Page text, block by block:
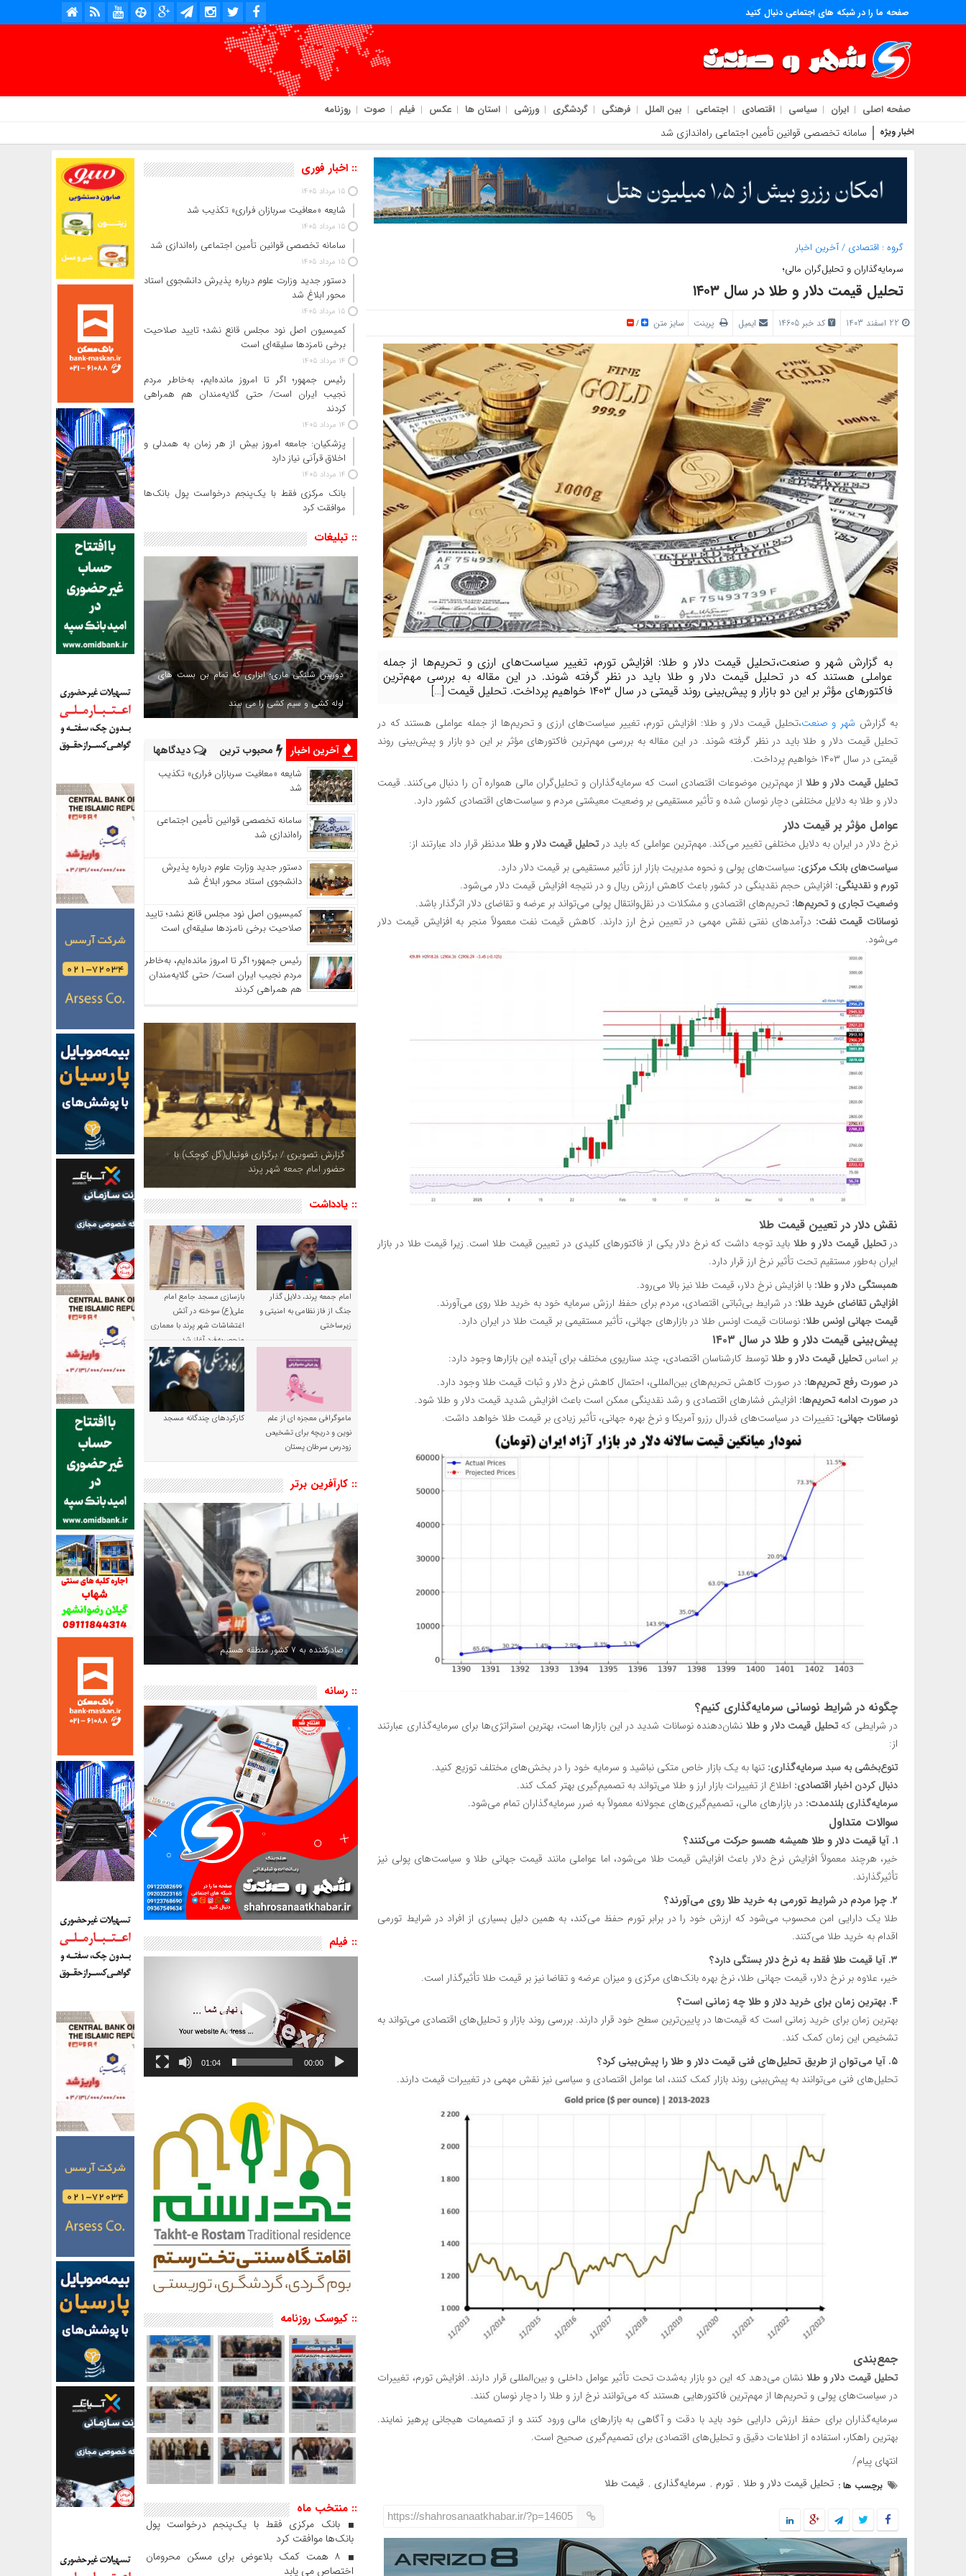
صفحه ما را در شبکه های اجتماعی دنبال کنید
صفحه اصلی ایران سیاسی اقتصادی اجتماعی بین الملل فرهنگی گردشگری ورزشی استان ها عکس فیلم صوت روزنامه
اخبار ویژه سامانه تخصصی قوانین تأمین اجتماعی راه‌اندازی شد
گروه : اقتصادی /آخرین اخبار
سرمایه‌گذاران و تحلیل‌گران مالی؛
تحلیل قیمت دلار و طلا در سال ۱۴۰۳
کد خبر 14605 ایمیل پرینت سایز متن /
به گزارش شهر و صنعت،تحلیل قیمت دلار و طلا: افزایش تورم، تغییر سیاست‌های ارزی و تحریم‌ها از جمله
عواملی هستند که در تحلیل قیمت دلار و طلا باید در نظر گرفته شوند. در این مقاله به بررسی مهم‌ترین
فاکتورهای مؤثر بر این دو بازار و پیش‌بینی روند قیمتی در سال ۱۴۰۳ خواهیم پرداخت. تحلیل قیمت […]
به گزارش شهر و صنعت،تحلیل قیمت دلار و طلا: افزایش تورم، تغییر سیاست‌های ارزی و تحریم‌ها از جمله عواملی هستند که در
تحلیل قیمت دلار و طلا باید در نظر گرفته شوند. در این مقاله به بررسی مهم‌ترین فاکتورهای مؤثر بر این دو بازار و پیش‌بینی روند
قیمتی در سال ۱۴۰۳ خواهیم پرداخت.
تحلیل قیمت دلار و طلا از مهم‌ترین موضوعات اقتصادی است که سرمایه‌گذاران و تحلیل‌گران مالی همواره آن را دنبال می‌کنند. قیمت
دلار و طلا به دلایل مختلفی دچار نوسان شده و تأثیر مستقیمی بر وضعیت معیشتی مردم و سیاست‌های اقتصادی کشور دارد.
عوامل مؤثر بر قیمت دلار
نرخ دلار در ایران به دلایل مختلفی تغییر می‌کند. مهم‌ترین عواملی که باید در تحلیل قیمت دلار و طلامدنظر قرار داد عبارتند از:
سیاست‌های بانک مرکزی: سیاست‌های پولی و نحوه مدیریت بازار ارز تأثیر مستقیمی بر قیمت دلار دارد.
تورم و نقدینگی: افزایش حجم نقدینگی در کشور باعث کاهش ارزش ریال و در نتیجه افزایش قیمت دلار می‌شود.
وضعیت تجاری و تحریم‌ها: تحریم‌های اقتصادی و مشکلات در نقل‌وانتقال پولی می‌تواند بر عرضه و تقاضای دلار اثرگذار باشد.
نوسانات قیمت نفت: درآمدهای نفتی نقش مهمی در تعیین نرخ ارز دارند. کاهش قیمت نفت معمولاً منجر به افزایش قیمت دلار
می‌شود.
نقش دلار در تعیین قیمت طلا
درتحلیل قیمت دلار و طلا باید توجه داشت که نرخ دلار یکی از فاکتورهای کلیدی در تعیین قیمت طلا است. زیرا قیمت طلا در بازار
ایران به‌طور مستقیم تحت تأثیر نرخ ارز قرار دارد.
همبستگی دلار و طلا: با افزایش نرخ دلار، قیمت طلا نیز بالا می‌رود.
افزایش تقاضای خرید طلا: در شرایط بی‌ثباتی اقتصادی، مردم برای حفظ ارزش سرمایه خود به خرید طلا روی می‌آورند.
قیمت جهانی اونس طلا: نوسانات قیمت اونس طلا در بازارهای جهانی، تأثیر مستقیمی بر قیمت طلا در ایران دارد.
پیش‌بینی قیمت دلار و طلا در سال ۱۴۰۳
بر اساس تحلیل قیمت دلار و طلاتوسط کارشناسان اقتصادی، چند سناریوی مختلف برای آینده این بازارها وجود دارد:
در صورت رفع تحریم‌ها: در صورت کاهش تحریم‌های بین‌المللی، احتمال کاهش نرخ دلار و ثبات قیمت طلا وجود دارد.
در صورت ادامه تحریم‌ها: افزایش فشارهای اقتصادی و رشد نقدینگی ممکن است باعث افزایش شدید قیمت دلار و طلا شود.
نوسانات جهانی: تغییرات در سیاست‌های فدرال رزرو آمریکا و نرخ بهره جهانی، تأثیر زیادی بر قیمت طلا خواهد داشت.
چگونه در شرایط نوسانی سرمایه‌گذاری کنیم؟
در شرایطی کهتحلیل قیمت دلار و طلا نشان‌دهنده نوسانات شدید در این بازارها است، بهترین استراتژی‌ها برای سرمایه‌گذاری عبارتند
از:
تنوع‌بخشی به سبد سرمایه‌گذاری: تنها به یک بازار خاص متکی نباشید و سرمایه خود را در بخش‌های مختلف توزیع کنید.
دنبال کردن اخبار اقتصادی: اطلاع از تغییرات بازار ارز و طلا می‌تواند به تصمیم‌گیری بهتر کمک کند.
سرمایه‌گذاری بلندمدت: در بازارهای مالی، تصمیم‌گیری‌های عجولانه معمولاً به ضرر سرمایه‌گذاران تمام می‌شود.
سوالات متداول
۱. آیا قیمت دلار و طلا همیشه همسو حرکت می‌کنند؟
خیر، هرچند معمولاً افزایش نرخ دلار باعث افزایش قیمت طلا می‌شود، اما عواملی مانند قیمت جهانی طلا و سیاست‌های پولی نیز
تأثیرگذارند.
۲. چرا مردم در شرایط تورمی به خرید طلا روی می‌آورند؟
طلا یک دارایی امن محسوب می‌شود که ارزش خود را در برابر تورم حفظ می‌کند، به همین دلیل بسیاری از افراد در شرایط تورمی
اقدام به خرید طلا می‌کنند.
۳. آیا قیمت طلا فقط به نرخ دلار بستگی دارد؟
خیر، علاوه بر نرخ دلار، قیمت جهانی طلا، نرخ بهره بانک‌های مرکزی و میزان عرضه و تقاضا نیز بر قیمت طلا تأثیرگذار است.
۴. بهترین زمان برای خرید دلار و طلا چه زمانی است؟
بهترین زمان برای خرید زمانی است که قیمت‌ها در پایین‌ترین سطح خود قرار دارند. بررسی روند بازار و تحلیل‌های اقتصادی می‌تواند به
تشخیص این زمان کمک کند.
۵. آیا می‌توان از طریق تحلیل‌های فنی قیمت دلار و طلا را پیش‌بینی کرد؟
تحلیل‌های فنی می‌توانند به پیش‌بینی روند بازار کمک کنند، اما عوامل اقتصادی و سیاسی نیز نقش مهمی در تغییرات قیمت دارند.
جمع‌بندی
تحلیل قیمت دلار و طلا نشان می‌دهد که این دو بازار به‌شدت تحت تأثیر عوامل داخلی و بین‌المللی قرار دارند. افزایش تورم، تغییرات
در سیاست‌های پولی و تحریم‌ها از مهم‌ترین فاکتورهایی هستند که می‌توانند نرخ ارز و طلا را دچار نوسان کنند.
سرمایه‌گذاران برای حفظ ارزش دارایی خود باید با دقت و آگاهی به بازارهای مالی ورود کنند و از تصمیمات هیجانی پرهیز نمایند.
بهترین راهکار، استفاده از اطلاعات دقیق و تحلیل‌های اقتصادی برای تصمیم‌گیری صحیح است.
انتهای پیام/
برچسب ها : تحلیل قیمت دلار و طلا , تورم , سرمایه‌گذاری , قیمت طلا
https://shahrosanaatkhabar.ir/?p=14605
:: اخبار فوری
15 مرداد 1405
شایعه «معافیت سربازان فراری» تکذیب شد
15 مرداد 1405
سامانه تخصصی قوانین تأمین اجتماعی راه‌اندازی شد
15 مرداد 1405
دستور جدید وزارت علوم درباره پذیرش دانشجوی استاد
محور ابلاغ شد
15 مرداد 1405
کمیسیون اصل نود مجلس قانع نشد؛ تایید صلاحیت
برخی نامزدها سلیقه‌ای است
14 مرداد 1405
رئیس‌ جمهور؛ اگر تا امروز مانده‌ایم، به‌خاطر مردم
نجیب ایران است/ حتی گلایه‌مندان هم همراهی
کردند
14 مرداد 1405
پزشکیان: جامعه امروز بیش از هر زمان به همدلی و
اخلاق قرآنی نیاز دارد
14 مرداد 1405
بانک مرکزی فقط با یک‌‎پنجم درخواست پول بانک‌ها
موافقت کرد
:: تبلیغات
دوربین شلنگی ماری؛ ابزاری که تمام بن بست های
لوله کشی و سیم کشی را می بیند
آخرین اخبار محبوب ترین دیدگاهها
شایعه «معافیت سربازان فراری» تکذیب
شد
سامانه تخصصی قوانین تأمین اجتماعی
راه‌اندازی شد
دستور جدید وزارت علوم درباره پذیرش
دانشجوی استاد محور ابلاغ شد
کمیسیون اصل نود مجلس قانع نشد؛ تایید
صلاحیت برخی نامزدها سلیقه‌ای است
رئیس‌ جمهور؛ اگر تا امروز مانده‌ایم، به‌خاطر
مردم نجیب ایران است/ حتی گلایه‌مندان
هم همراهی کردند
چشم نوازی بوستان های شهر پرند در فصل بهار +
تصاویر
:: یادداشت
امام جمعه پرند، دلایل گذار
جنگ از فاز نظامی به امنیتی و
زیرساختی
بازسازی مسجد جامع امام
علی(ع) سوخته در آتش
اغتشاشات شهر پرند با معماری
منحصربه‌فرد آغاز شد
ماموگرافی معجزه ای از علم
نوین و دریچه برای تشخیص
زودرس سرطان پستان
کارکردهای چندگانه مسجد
:: کارآفرین برتر
صادرکننده به ۷ کشور منطقه هستیم
:: رسانه
:: فیلم
نمایشگر
00:00
01:04
:: کیوسک روزنامه
:: منتخب ماه
بانک مرکزی فقط با یک‌‎پنجم درخواست پول
بانک‌ها موافقت کرد
۸ همت کمک بلاعوض برای مسکن محرومان
اختصاص می یابد